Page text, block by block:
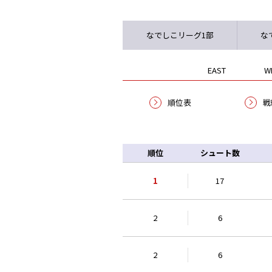
なでしこリーグ1部 な
EAST
順位表
順位 シュート数
1 17
2 6
2 6